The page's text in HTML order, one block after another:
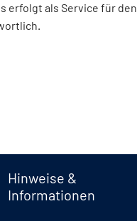
erfolgt als Service für den
Hinweise &
Informationen